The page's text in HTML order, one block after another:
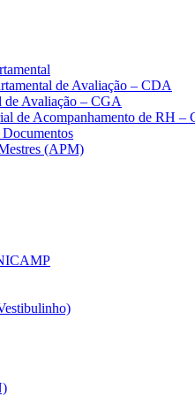
de Avaliação – CDA
de Avaliação – CGA
de Acompanhamento de RH –
(APM)